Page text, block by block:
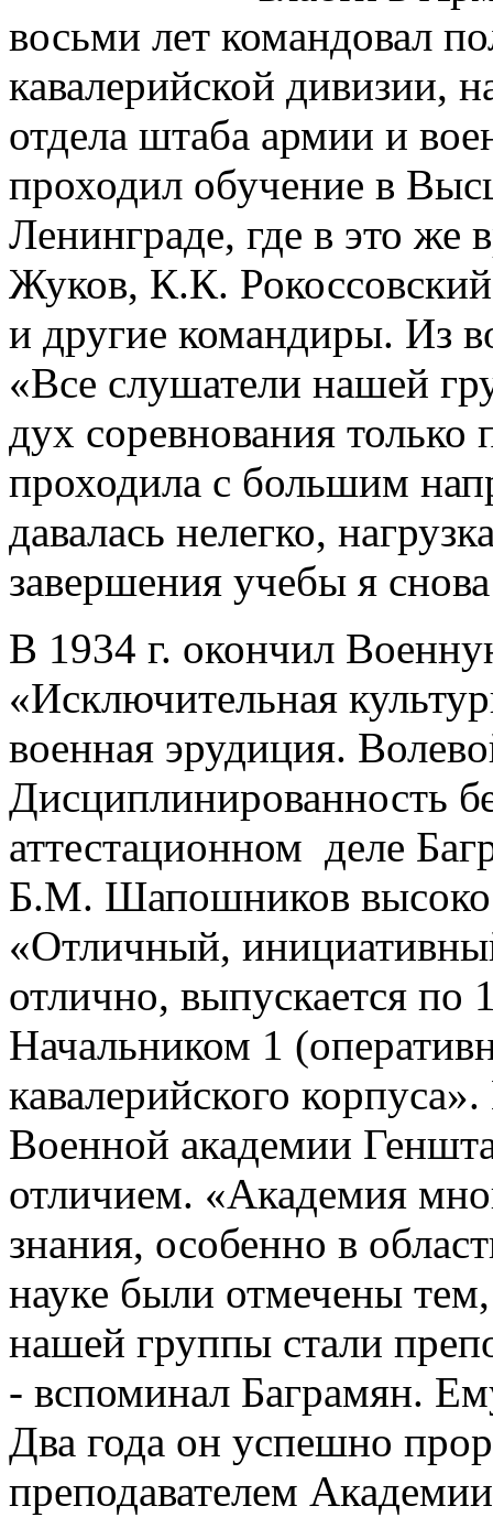
восьми лет командовал
кавалерийской дивизии,
отдела штаба армии и
проходил обучение в
Ленинграде, где в это же
Жуков, К.К.
и другие командиры. Из
«Все слушатели нашей
дух соревнования только
проходила с большим
давалась нелегко,
завершения учебы я
В 1934 г. окончил
«Исключительная
военная эрудиция.
Дисциплинированность
аттестационном деле
Б.М. Шапошников высоко
«Отличный,
отлично, выпускается по
Начальником 1
кавалерийского
Военной академии
отличием. «Академия
знания, особенно в
науке были отмечены
нашей группы стали
- вспоминал Баграмян.
Два года он успешно
преподавателем